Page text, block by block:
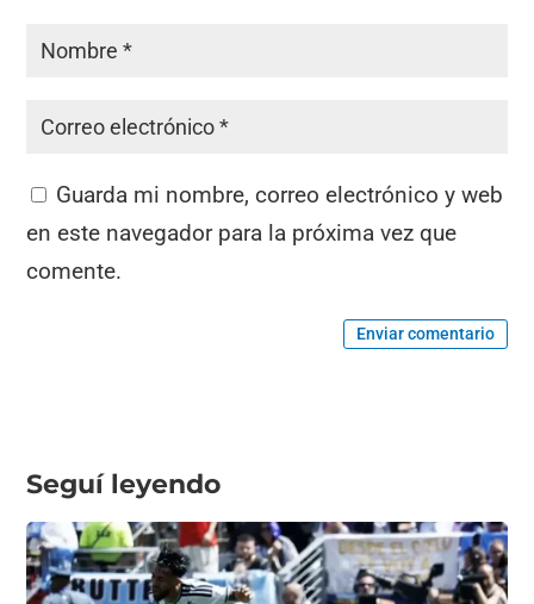
Guarda mi nombre, correo electrónico y web
en este navegador para la próxima vez que
comente.
Enviar comentario
Seguí leyendo